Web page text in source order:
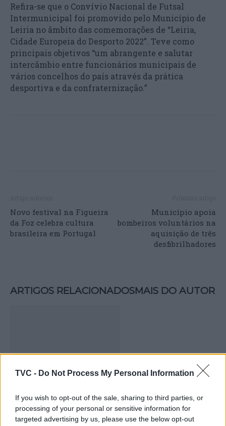
TVC - Do Not Process My Personal Information
If you wish to opt-out of the sale, sharing to third parties, or
processing of your personal or sensitive information for
targeted advertising by us, please use the below opt-out
Refira-se que o Convívio Nacional de Futsal
Intermunicipal foi promovido pelo Município de
Leiria no âmbito das comemorações de “Leiria,
Cidade Europeia do Desporto 2022”. Teve como
principais objetivos “um abrangente e salutar
intercâmbio entre funcionários municipais de
vários concelhos do país através da prática
desportiva e da confraternização.”
Novo festival na Figueira
da Foz celebra cultura
brasileira em Portugal
Município apoia
bombeiros voluntários na
aquisição de três
desfibrilhadores
ARTIGOS RELACIONADOSMAIS DO AUTOR
Carlos Neves conquista Grand Slam de
Veteranos em Ovar após final de quase